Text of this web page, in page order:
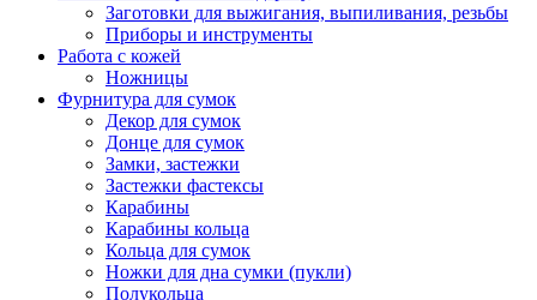
Заготовки для выжигания, выпиливания, резьбы
Приборы и инструменты
Работа с кожей
Ножницы
Фурнитура для сумок
Декор для сумок
Донце для сумок
Замки, застежки
Застежки фастексы
Карабины
Карабины кольца
Кольца для сумок
Ножки для дна сумки (пукли)
Полукольца